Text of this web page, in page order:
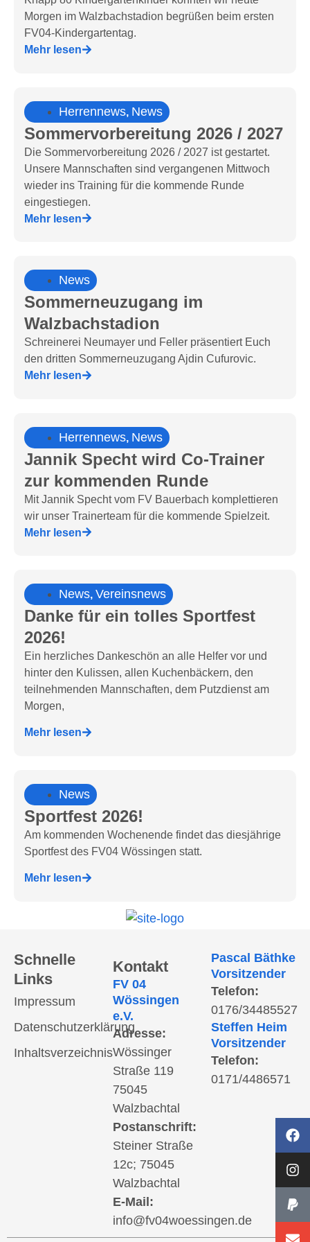
Morgen im Walzbachstadion begrüßen beim ersten
FV04-Kindergartentag.
Mehr lesen
Herrennews, News
Sommervorbereitung 2026 / 2027
Die Sommervorbereitung 2026 / 2027 ist gestartet.
Unsere Mannschaften sind vergangenen Mittwoch
wieder ins Training für die kommende Runde
eingestiegen.
Mehr lesen
News
Sommerneuzugang im
Walzbachstadion
Schreinerei Neumayer und Feller präsentiert Euch
den dritten Sommerneuzugang Ajdin Cufurovic.
Mehr lesen
Herrennews, News
Jannik Specht wird Co-Trainer
zur kommenden Runde
Mit Jannik Specht vom FV Bauerbach komplettieren
wir unser Trainerteam für die kommende Spielzeit.
Mehr lesen
News, Vereinsnews
Danke für ein tolles Sportfest
2026!
Ein herzliches Dankeschön an alle Helfer vor und
hinter den Kulissen, allen Kuchenbäckern, den
teilnehmenden Mannschaften, dem Putzdienst am
Morgen,
Mehr lesen
News
Sportfest 2026!
Am kommenden Wochenende findet das diesjährige
Sportfest des FV04 Wössingen statt.
Mehr lesen
Schnelle
Links
Impressum
Datenschutzerklärung
Inhaltsverzeichnis
Kontakt
FV 04
Wössingen
e.V.
Adresse:
Wössinger
Straße 119
75045
Walzbachtal
Postanschrift:
Steiner Straße
12c; 75045
Walzbachtal
E-Mail:
info@fv04woessingen.de
Pascal Bäthke
Vorsitzender
Telefon:
0176/34485527
Steffen Heim
Vorsitzender
Telefon:
0171/4486571